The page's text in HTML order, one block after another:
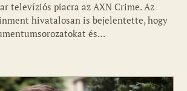
televíziós piacra az AXN Crime. Az
hivatalosan is bejelentette, hogy
és…